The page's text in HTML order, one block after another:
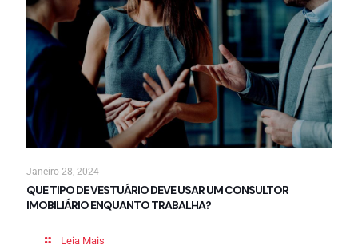
Janeiro 28, 2024
QUE TIPO DE VESTUÁRIO DEVE USAR UM CONSULTOR
IMOBILIÁRIO ENQUANTO TRABALHA?
Leia Mais